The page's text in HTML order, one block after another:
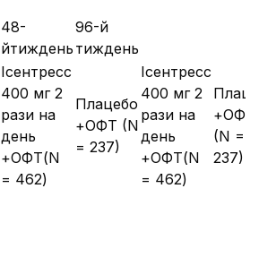
48-
йтиждень
96-й
тиждень
Ісентресс
400 мг 2
рази на
день
+ОФТ(N
= 462)
Плацебо
+OФT (N
= 237)
Ісентресс
400 мг 2
рази на
день
+ОФТ(N
= 462)
+OФT
(N =
237)